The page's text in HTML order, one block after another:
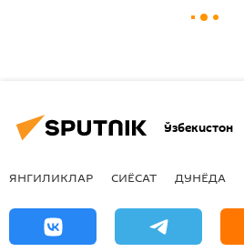
Ўзбекистон
ЯНГИЛИКЛАР СИЁСАТ ДУНЁДА